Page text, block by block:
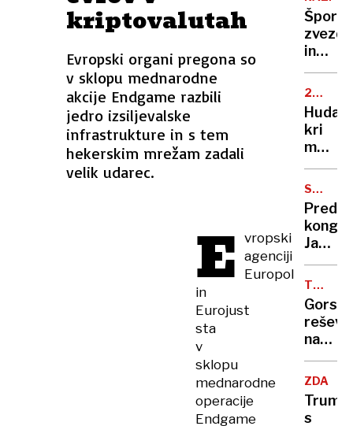
kriptovalutah
Evropski organi pregona so
v sklopu mednarodne
akcije Endgame razbili
jedro izsiljevalske
infrastrukture in s tem
hekerskim mrežam zadali
velik udarec.
E vropski
agenciji
Europol
in
Eurojust
sta
v
sklopu
mednarodne
operacije
Endgame
zakaj
jih
ne?
in
Luka
Dončić
s
kar
25.000
EVROV
ŠKODE
Huda
kri
med
na
Feštajn
razbil
SDS
Pred
Janez
Janša
bo
sprejel
svoj
deseti
POT
Gorsko
na
zdrsnil
50
ZDA
Trump
s